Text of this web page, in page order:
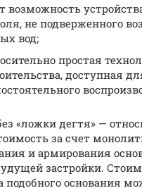
возможность
не подверженного
вод;
простая
доступная
«ложки дегтя» —
за счет
и армирования
застройки.
подобного основания